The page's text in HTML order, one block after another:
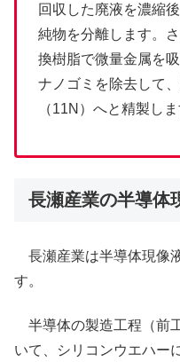
回収した廃液を濃縮
純物を分離します。
換樹脂で微量金属を
ナノゴミを除去して
（11N）へと精製しま
長瀬産業の半導体
長瀬産業は半導体現像
す。
半導体の製造工程（前
いて、シリコンウエハー